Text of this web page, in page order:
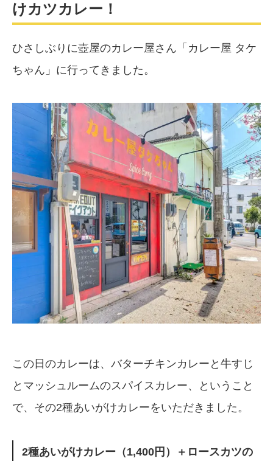
けカツカレー！
ひさしぶりに壺屋のカレー屋さん「カレー屋 タケ
ちゃん」に行ってきました。
この日のカレーは、バターチキンカレーと牛すじ
とマッシュルームのスパイスカレー、ということ
で、その2種あいがけカレーをいただきました。
2種あいがけカレー（1,400円）＋ロースカツの